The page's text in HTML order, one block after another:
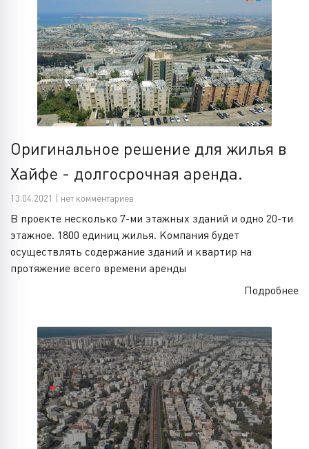
Оригинальное решение для жилья в
Хайфе - долгосрочная аренда.
13.04.2021 | нет комментариев
В проекте несколько 7-ми этажных зданий и одно 20-ти
этажное. 1800 единиц жилья. Компания будет
осуществлять содержание зданий и квартир на
протяжение всего времени аренды
Подробнее